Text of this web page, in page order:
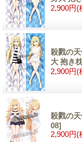
2,900円(
殺戮の
大 抱き
2,900円(
殺戮の
08]
2,900円(